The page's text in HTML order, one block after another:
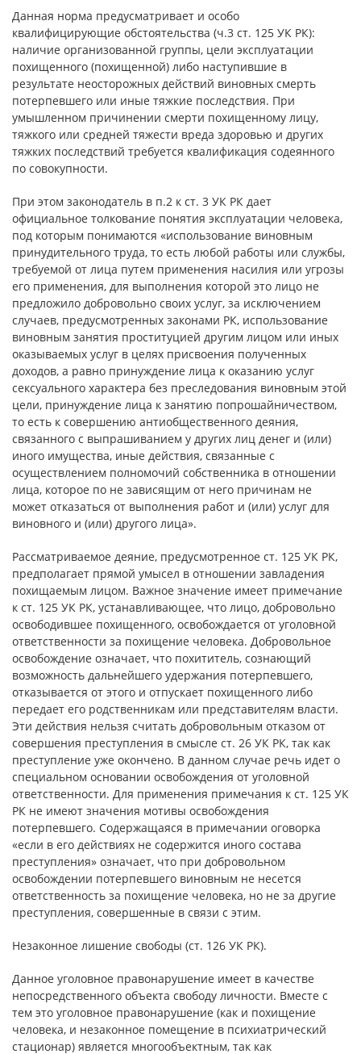
Данная норма предусматривает и особо
квалифицирующие обстоятельства (ч.3 ст. 125 УК РК):
наличие организованной группы, цели эксплуатации
похищенного (похищенной) либо наступившие в
результате неосторожных действий виновных смерть
потерпевшего или иные тяжкие последствия. При
умышленном причинении смерти похищенному лицу,
тяжкого или средней тяжести вреда здоровью и других
тяжких последствий требуется квалификация содеянного
по совокупности.
При этом законодатель в п.2 к ст. 3 УК РК дает
официальное толкование понятия эксплуатации человека,
под которым понимаются «использование виновным
принудительного труда, то есть любой работы или службы,
требуемой от лица путем применения насилия или угрозы
его применения, для выполнения которой это лицо не
предложило добровольно своих услуг, за исключением
случаев, предусмотренных законами РК, использование
виновным занятия проституцией другим лицом или иных
оказываемых услуг в целях присвоения полученных
доходов, а равно принуждение лица к оказанию услуг
сексуального характера без преследования виновным этой
цели, принуждение лица к занятию попрошайничеством,
то есть к совершению антиобщественного деяния,
связанного с выпрашиванием у других лиц денег и (или)
иного имущества, иные действия, связанные с
осуществлением полномочий собственника в отношении
лица, которое по не зависящим от него причинам не
может отказаться от выполнения работ и (или) услуг для
виновного и (или) другого лица».
Рассматриваемое деяние, предусмотренное ст. 125 УК РК,
предполагает прямой умысел в отношении завладения
похищаемым лицом. Важное значение имеет примечание
к ст. 125 УК РК, устанавливающее, что лицо, добровольно
освободившее похищенного, освобождается от уголовной
ответственности за похищение человека. Добровольное
освобождение означает, что похититель, сознающий
возможность дальнейшего удержания потерпевшего,
отказывается от этого и отпускает похищенного либо
передает его родственникам или представителям власти.
Эти действия нельзя считать добровольным отказом от
совершения преступления в смысле ст. 26 УК РК, так как
преступление уже окончено. В данном случае речь идет о
специальном основании освобождения от уголовной
ответственности. Для применения примечания к ст. 125 УК
РК не имеют значения мотивы освобождения
потерпевшего. Содержащаяся в примечании оговорка
«если в его действиях не содержится иного состава
преступления» означает, что при добровольном
освобождении потерпевшего виновным не несется
ответственность за похищение человека, но не за другие
преступления, совершенные в связи с этим.
Незаконное лишение свободы (ст. 126 УК РК).
Данное уголовное правонарушение имеет в качестве
непосредственного объекта свободу личности. Вместе с
тем это уголовное правонарушение (как и похищение
человека, и незаконное помещение в психиатрический
стационар) является многообъектным, так как